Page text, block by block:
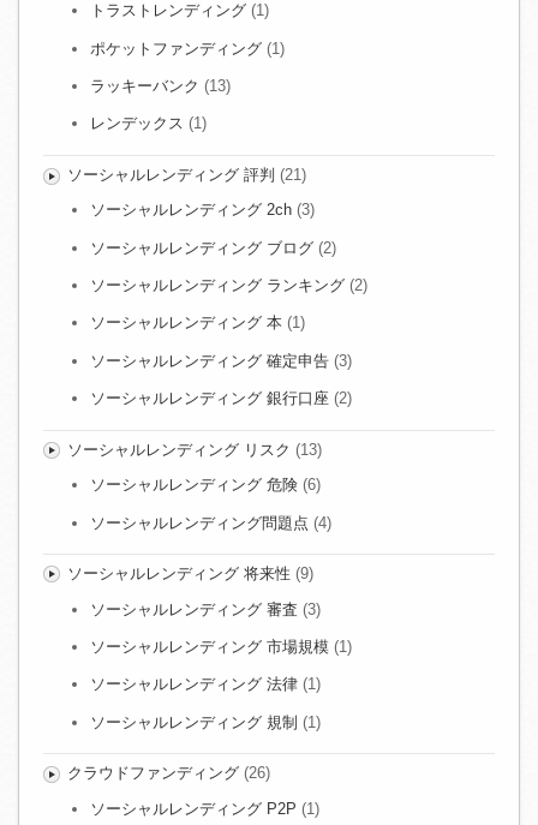
トラストレンディング (1)
ポケットファンディング (1)
ラッキーバンク (13)
レンデックス (1)
ソーシャルレンディング 評判 (21)
ソーシャルレンディング 2ch (3)
ソーシャルレンディング ブログ (2)
ソーシャルレンディング ランキング (2)
ソーシャルレンディング 本 (1)
ソーシャルレンディング 確定申告 (3)
ソーシャルレンディング 銀行口座 (2)
ソーシャルレンディング リスク (13)
ソーシャルレンディング 危険 (6)
ソーシャルレンディング問題点 (4)
ソーシャルレンディング 将来性 (9)
ソーシャルレンディング 審査 (3)
ソーシャルレンディング 市場規模 (1)
ソーシャルレンディング 法律 (1)
ソーシャルレンディング 規制 (1)
クラウドファンディング(26)
ソーシャルレンディング P2P (1)